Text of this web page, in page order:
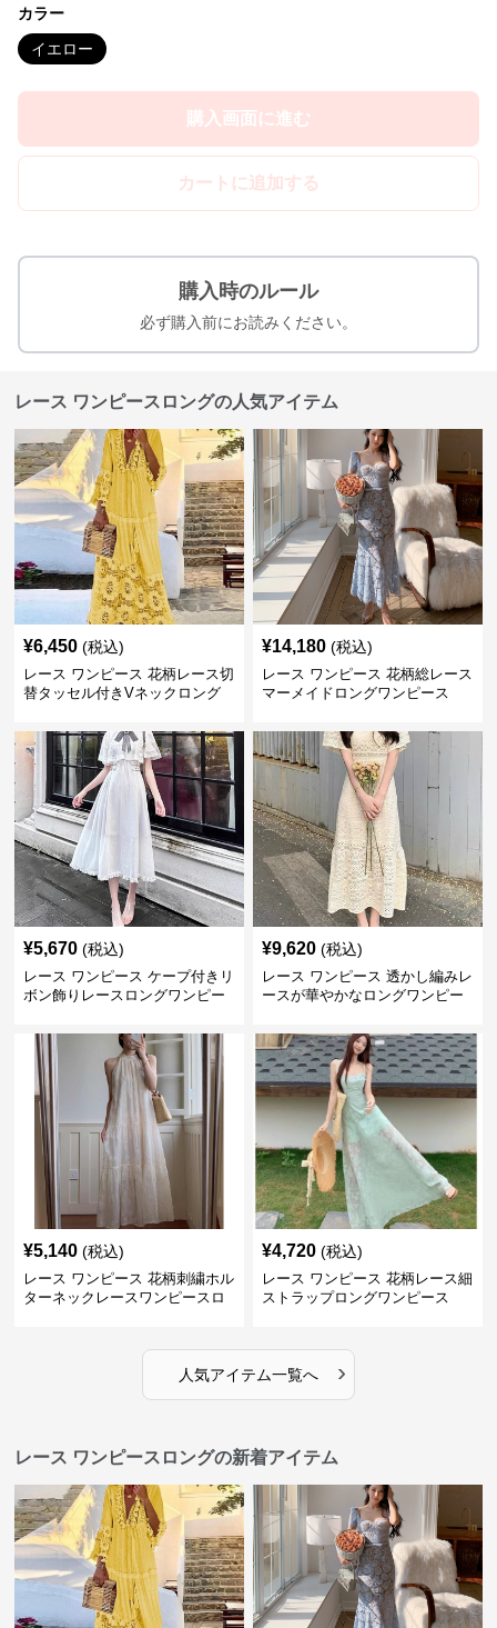
カラー
イエロー
購入画面に進む
カートに追加する
購入時のルール
必ず購入前にお読みください。
レース ワンピースロングの人気アイテム
¥6,450 (税込)
レース ワンピース 花柄レース切
替タッセル付きVネックロング
¥14,180 (税込)
レース ワンピース 花柄総レース
マーメイドロングワンピース
¥5,670 (税込)
レース ワンピース ケープ付きリ
ボン飾りレースロングワンピー
¥9,620 (税込)
レース ワンピース 透かし編みレ
ースが華やかなロングワンピー
¥5,140 (税込)
レース ワンピース 花柄刺繍ホル
ターネックレースワンピースロ
¥4,720 (税込)
レース ワンピース 花柄レース細
ストラップロングワンピース
人気アイテム一覧へ ›
レース ワンピースロングの新着アイテム